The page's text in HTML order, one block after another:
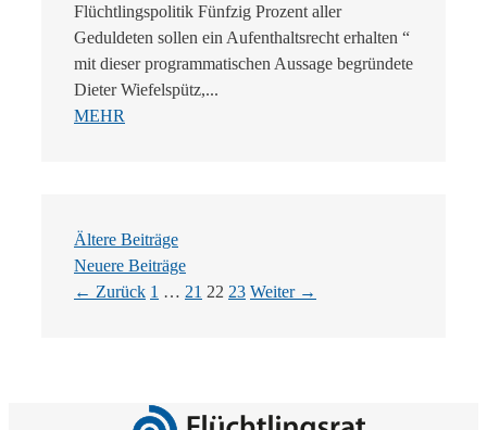
Flüchtlingspolitik Fünfzig Prozent aller
Geduldeten sollen ein Aufenthaltsrecht erhalten “
mit dieser programmatischen Aussage begründete
Dieter Wiefelspütz,...
MEHR
Ältere Beiträge
Neuere Beiträge
← Zurück Seite
1 … Seite
21 Seite
22 Seite
23 Weiter →